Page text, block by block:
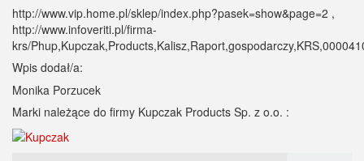
http://www.vip.home.pl/sklep/index.php?pasek=show&page=2 ,
http://www.infoveriti.pl/firma-
krs/
Wpis dodał/a:
Monika Porzucek
Marki należące do firmy Kupczak Products Sp. z o.o. :